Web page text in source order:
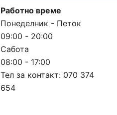
Работно време
Понеделник - Петок
09:00 - 20:00
Сабота
08:00 - 17:00
Тел за контакт: 070 374
654